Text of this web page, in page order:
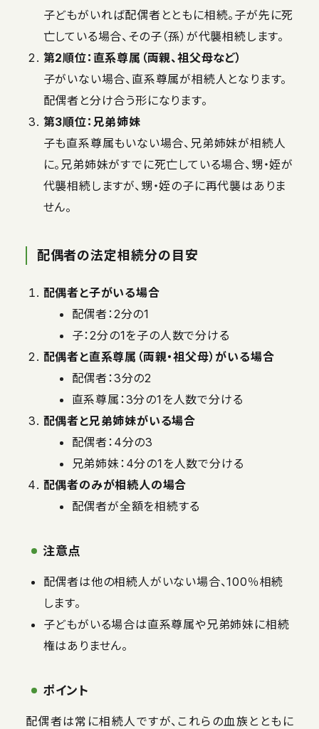
子どもがいれば配偶者とともに相続。子が先に死
亡している場合、その子（孫）が代襲相続します。
第2順位：直系尊属（両親、祖父母など）
子がいない場合、直系尊属が相続人となります。
配偶者と分け合う形になります。
第3順位：兄弟姉妹
子も直系尊属もいない場合、兄弟姉妹が相続人
に。兄弟姉妹がすでに死亡している場合、甥・姪が
代襲相続しますが、甥・姪の子に再代襲はありま
せん。
配偶者の法定相続分の目安
配偶者と子がいる場合
配偶者：2分の1
子：2分の1を子の人数で分ける
配偶者と直系尊属（両親・祖父母）がいる場合
配偶者：3分の2
直系尊属：3分の1を人数で分ける
配偶者と兄弟姉妹がいる場合
配偶者：4分の3
兄弟姉妹：4分の1を人数で分ける
配偶者のみが相続人の場合
配偶者が全額を相続する
注意点
配偶者は他の相続人がいない場合、100％相続
します。
子どもがいる場合は直系尊属や兄弟姉妹に相続
権はありません。
ポイント
配偶者は常に相続人ですが、これらの血族とともに